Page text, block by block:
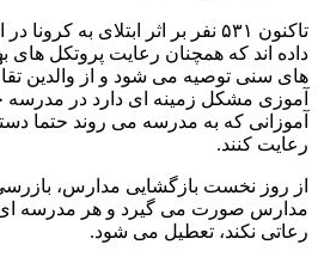
تاکنون ۵۳۱ نفر بر اثر ابتلای به
داده اند که همچنان رعایت پروتکل های
های سنی توصیه می شود و از والدین
آموزی مشکل زمینه ای دارد در
آموزانی که به مدرسه می روند حتما
رعایت کنند.
از روز نخست بازگشایی مدارس،
مدارس صورت می گیرد و هر مدرسه ای
رعاتی نکند، تعطیل می شود.